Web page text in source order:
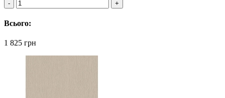
Всього:
1 825 грн